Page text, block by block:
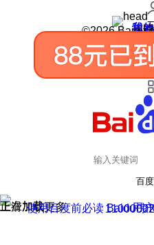
我
我
皮
用
©2026 Baidu
百
正在加载
上滑加载更多 用
使用百度前必读 Baidu 京
京公网安备